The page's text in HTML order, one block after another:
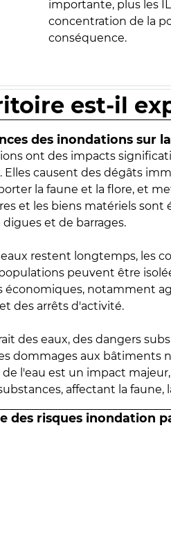
importante, plus les
concentration de la
conséquence.
est-il
des inondations sur
ont des impacts
Elles causent des dégâts
la faune et la flore, et
et les biens matériels sont
et de barrages.
restent longtemps, les
peuvent être
économiques, notamment
des arrêts d'activité.
des eaux, des dangers
dommages aux bâtiments
l'eau est un impact
affectant la faune,
des risques inondation